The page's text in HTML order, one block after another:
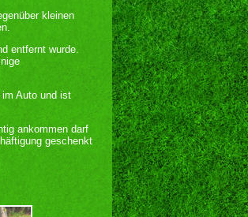
kleinen
entfernt wurde.
Auto und ist
ankommen darf
geschenkt